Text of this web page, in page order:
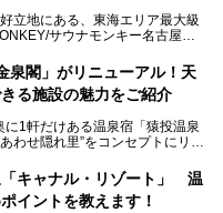
て楽しんでくださいね。
立地にある、東海エリア最大級
サウナモンキー名古屋」
が少ないよね」という声をよく耳
の良さにも胸が高鳴ります。
ているパブリックサウナが、女
！
泉閣」がリニューアル！天
る施設の魅力をご紹介
1軒だけある温泉宿「猿投温泉
わせ隠れ里”をコンセプトにリニ
お風呂や、新設・改装された客
作られたお料理……。
キャナル・リゾート」 温
イントを教えます！